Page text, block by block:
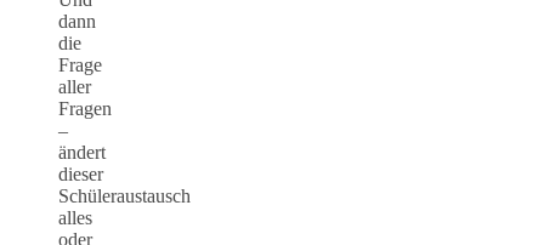
dann
die
Frage
aller
Fragen
–
ändert
dieser
Schüleraustausch
alles
oder